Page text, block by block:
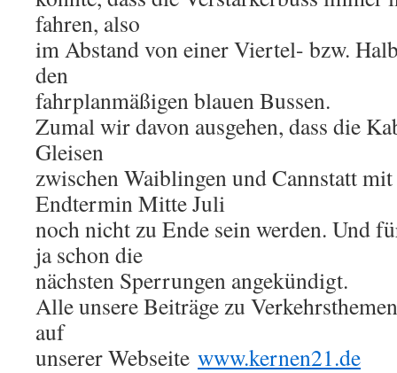
fahren, also
im Abstand von einer Viertel- bzw.
den
fahrplanmäßigen blauen Bussen.
Zumal wir davon ausgehen, dass die
Gleisen
zwischen Waiblingen und Cannstatt
Endtermin Mitte Juli
noch nicht zu Ende sein werden. Und
ja schon die
nächsten Sperrungen angekündigt.
Alle unsere Beiträge zu
auf
unserer Webseite www.kernen21.de